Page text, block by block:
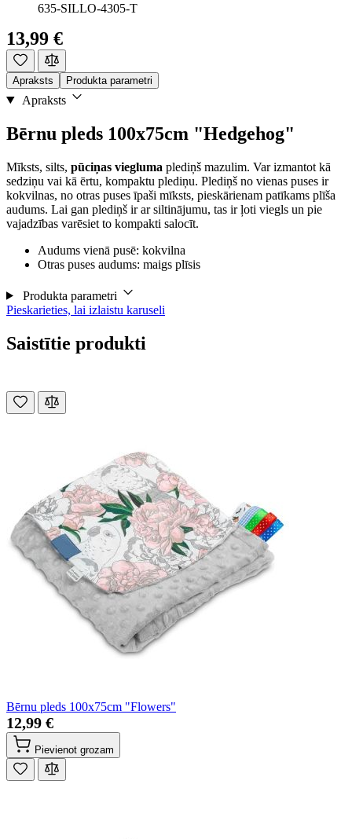
635-SILLO-4305-T
13,99 €
Apraksts Produkta parametri
Apraksts
Bērnu pleds 100x75cm "Hedgehog"
Mīksts, silts, pūciņas viegluma plediņš mazulim. Var izmantot kā
sedziņu vai kā ērtu, kompaktu plediņu. Plediņš no vienas puses ir
kokvilnas, no otras puses īpaši mīksts, pieskārienam patīkams plīša
audums. Lai gan plediņš ir ar siltinājumu, tas ir ļoti viegls un pie
vajadzības varēsiet to kompakti salocīt.
Audums vienā pusē: kokvilna
Otras puses audums: maigs plīsis
Produkta parametri
Pieskarieties, lai izlaistu karuseli
Saistītie produkti
Bērnu pleds 100x75cm "Flowers"
12,99 €
Pievienot grozam